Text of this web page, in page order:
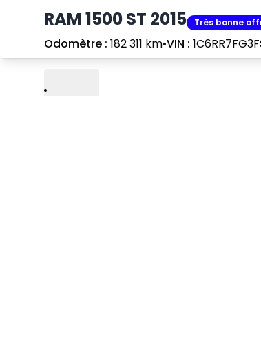
RAM 1500 ST 2015 Très bonne
Odomètre : 182 311 km•VIN :
Lire Précédent
Suivant